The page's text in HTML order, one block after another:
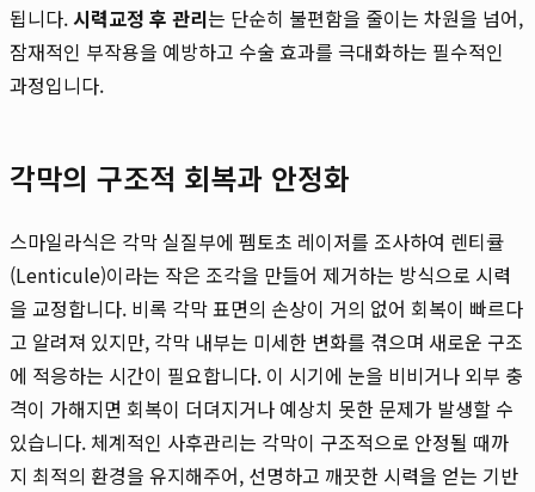
됩니다.시력교정 후 관리는 단순히 불편함을 줄이는 차원을 넘어,
잠재적인 부작용을 예방하고 수술 효과를 극대화하는 필수적인
과정입니다.
각막의 구조적 회복과 안정화
스마일라식은 각막 실질부에 펨토초 레이저를 조사하여 렌티큘
(Lenticule)이라는 작은 조각을 만들어 제거하는 방식으로 시력
을 교정합니다. 비록 각막 표면의 손상이 거의 없어 회복이 빠르다
고 알려져 있지만, 각막 내부는 미세한 변화를 겪으며 새로운 구조
에 적응하는 시간이 필요합니다. 이 시기에 눈을 비비거나 외부 충
격이 가해지면 회복이 더뎌지거나 예상치 못한 문제가 발생할 수
있습니다. 체계적인 사후관리는 각막이 구조적으로 안정될 때까
지 최적의 환경을 유지해주어, 선명하고 깨끗한 시력을 얻는 기반